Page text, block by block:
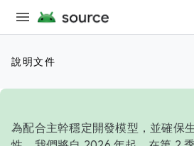
說明文件
為配合主幹穩定開發模型，並確保